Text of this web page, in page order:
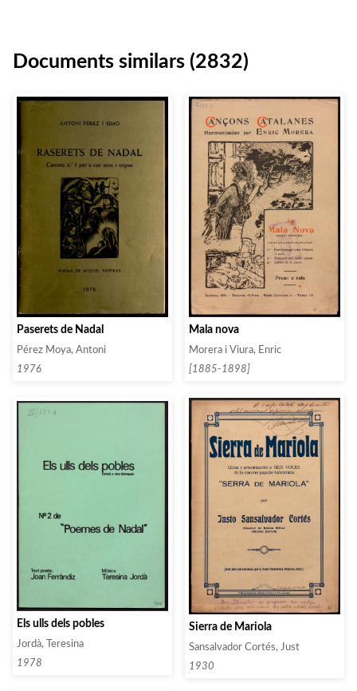
Documents similars (2832)
Paserets de Nadal
Pérez Moya, Antoni
1976
Mala nova
Morera i Viura, Enric
[1885-1898]
Els ulls dels pobles
Jordà, Teresina
1978
Sierra de Mariola
Sansalvador Cortés, Just
1930